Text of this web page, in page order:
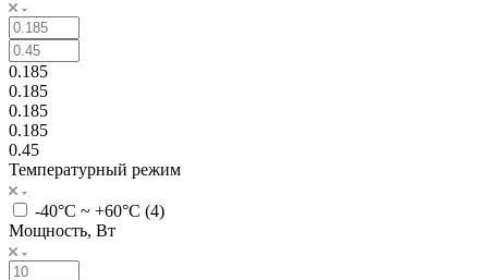
0.185
0.185
0.185
0.185
0.45
Температурный режим
-40°С ~ +60°С (4)
Мощность, Вт